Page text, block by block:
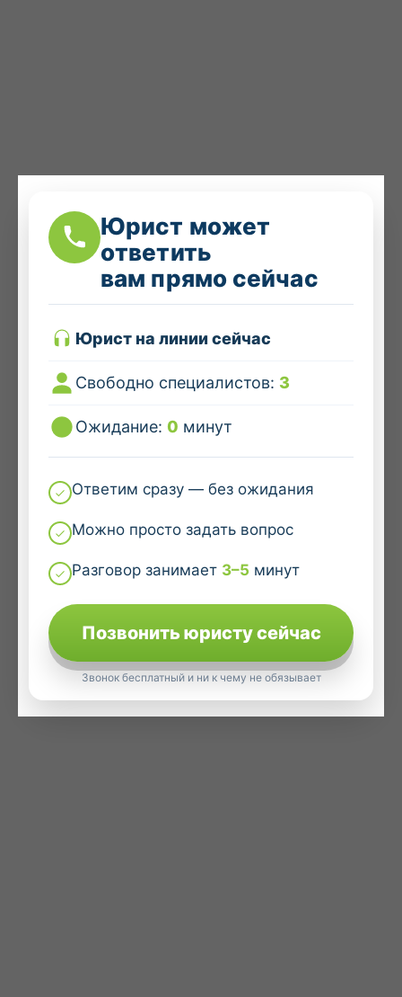
Юрист может
ответить
вам прямо сейчас
Юрист на линии сейчас
Свободно специалистов: 3
Ожидание: 0 минут
Ответим сразу — без ожидания
Можно просто задать вопрос
Разговор занимает 3–5 минут
Позвонить юристу сейчас
Звонок бесплатный и ни к чему не обязывает